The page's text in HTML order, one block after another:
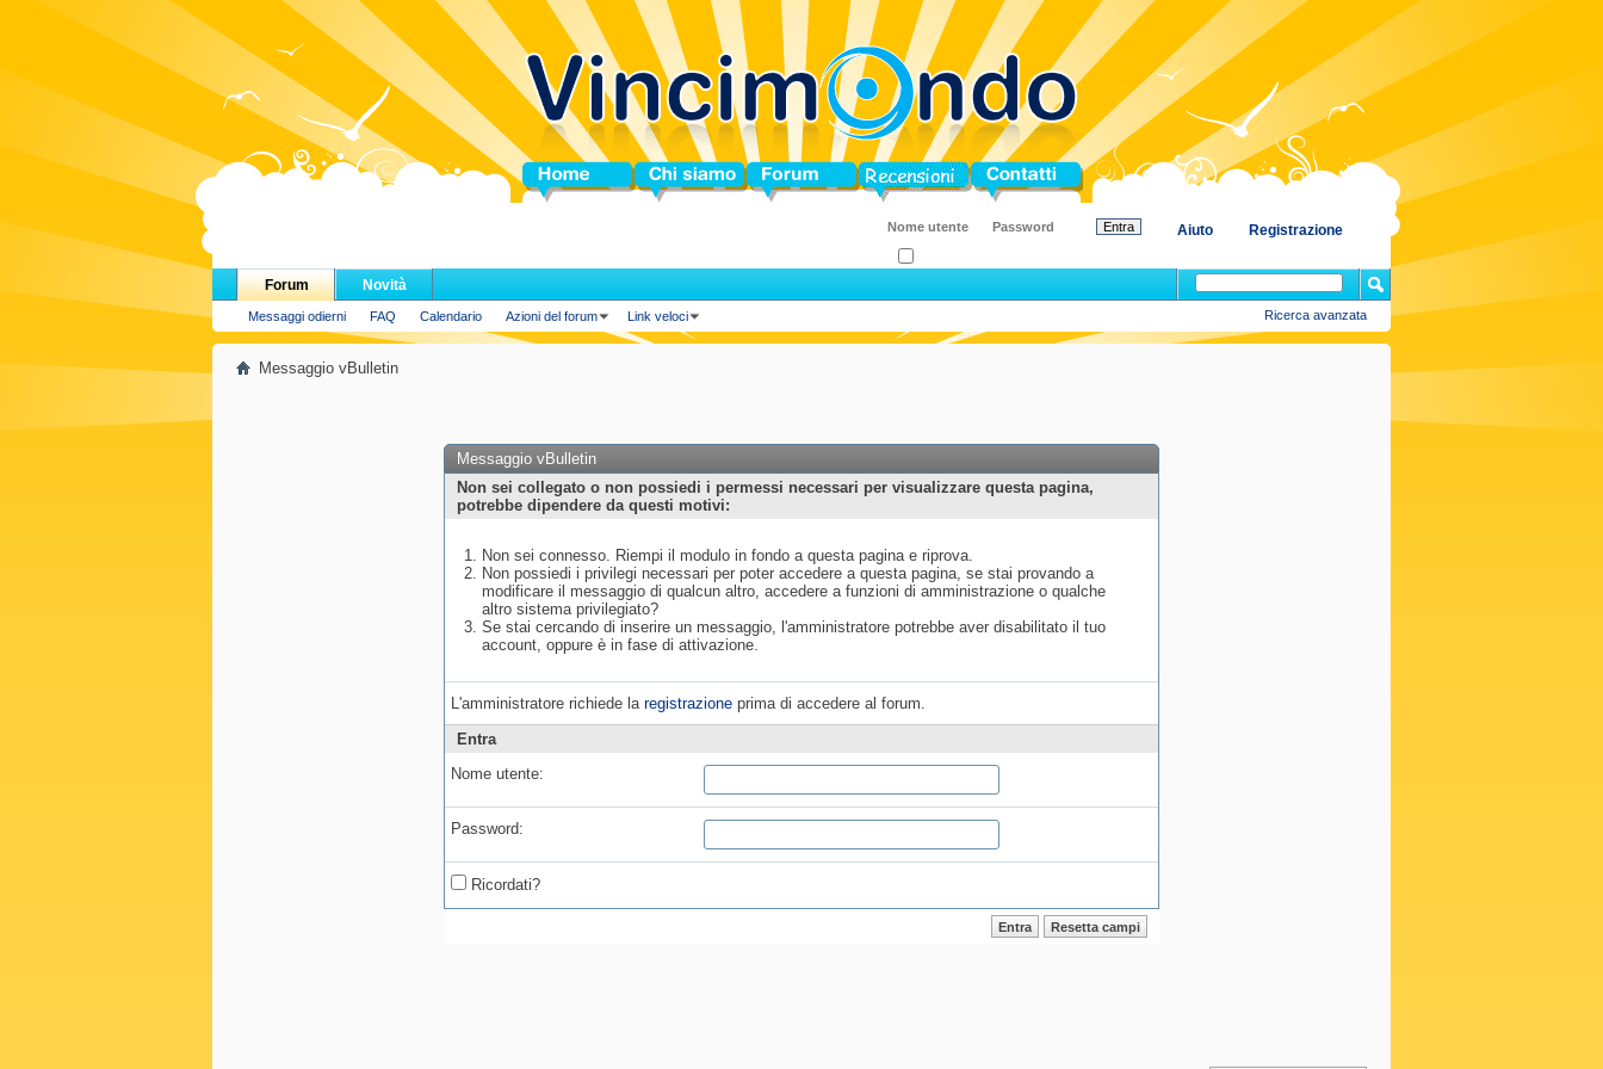
Home Chi siamo Forum Blog Contatti
Registrazione
Aiuto
Forum
Messaggi odierni FAQ Calendario Azioni del forum Link veloci
Novità
Ricerca avanzata
Messaggio vBulletin
Messaggio vBulletin
Non sei collegato o non possiedi i permessi necessari per visualizzare questa pagina,
potrebbe dipendere da questi motivi:
Non sei connesso. Riempi il modulo in fondo a questa pagina e riprova.
Non possiedi i privilegi necessari per poter accedere a questa pagina, se stai provando a
modificare il messaggio di qualcun altro, accedere a funzioni di amministrazione o qualche
altro sistema privilegiato?
Se stai cercando di inserire un messaggio, l'amministratore potrebbe aver disabilitato il tuo
account, oppure è in fase di attivazione.
L'amministratore richiede la registrazione prima di accedere al forum.
Entra
Nome utente:
Password:
Ricordati?